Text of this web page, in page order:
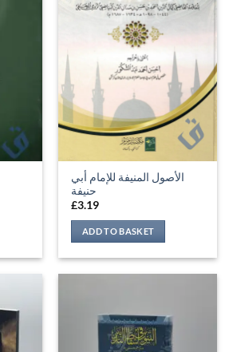
الأصول المنيفة للإمام أبي
حنيفة
£3.19
ADD TO BASKET